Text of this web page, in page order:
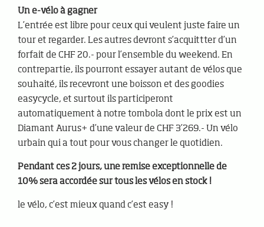
Un e-vélo à gagner
L’entrée est libre pour ceux qui veulent juste faire un
tour et regarder. Les autres devront s’acquittter d’un
forfait de CHF 20.- pour l’ensemble du weekend. En
contrepartie, ils pourront essayer autant de vélos que
souhaité, ils recevront une boisson et des goodies
easycycle, et surtout ils participeront
automatiquement à notre tombola dont le prix est un
Diamant Aurus+ d’une valeur de CHF 3’269.- Un vélo
urbain qui a tout pour vous changer le quotidien.
Pendant ces 2 jours, une remise exceptionnelle de
10% sera accordée sur tous les vélos en stock !
le vélo, c’est mieux quand c’est easy !